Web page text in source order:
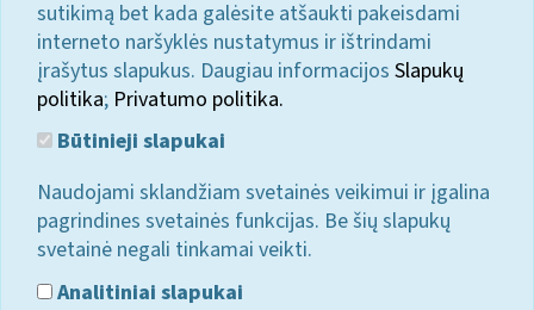
sutikimą bet kada galėsite atšaukti pakeisdami
interneto naršyklės nustatymus ir ištrindami
įrašytus slapukus. Daugiau informacijos Slapukų
politika; Privatumo politika.
Būtinieji slapukai
Naudojami sklandžiam svetainės veikimui ir įgalina
pagrindines svetainės funkcijas. Be šių slapukų
svetainė negali tinkamai veikti.
Analitiniai slapukai